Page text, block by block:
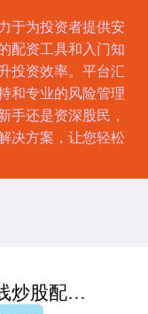
于为投资者提供安
配资工具和入门知
投资效率。平台汇
和专业的风险管理
手还是资深股民，
决方案，让您轻松
股票配资在线炒股配资 全国政协十四届四次会议首场“委员通道”开启